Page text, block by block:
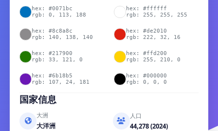
hex: #0071bc
rgb: 0, 113, 188
hex: #ffffff
rgb: 255, 255, 255
hex: #8c8a8c
rgb: 140, 138, 140
hex: #de2010
rgb: 222, 32, 16
hex: #217900
rgb: 33, 121, 0
hex: #ffd200
rgb: 255, 210, 0
hex: #6b18b5
rgb: 107, 24, 181
hex: #000000
rgb: 0, 0, 0
国家信息
大洲
大洋洲
人口
44,278 (2024)